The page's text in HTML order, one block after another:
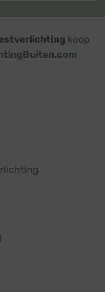
koop